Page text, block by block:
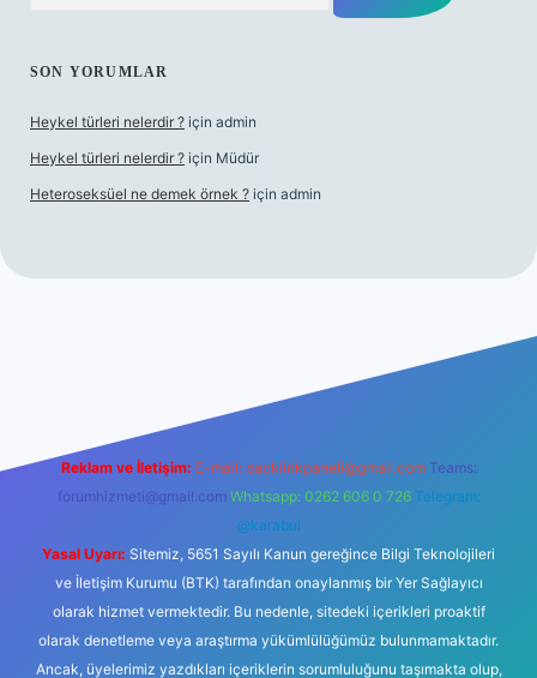
SON YORUMLAR
Heykel türleri nelerdir ? için admin
Heykel türleri nelerdir ? için Müdür
Heteroseksüel ne demek örnek ? için admin
Reklam ve İletişim: E-mail: backlinkpaneli@gmail.com Teams:
forumhizmeti@gmail.com Whatsapp: 0262 606 0 726 Telegram:
@karabul
Yasal Uyarı: Sitemiz, 5651 Sayılı Kanun gereğince Bilgi Teknolojileri
ve İletişim Kurumu (BTK) tarafından onaylanmış bir Yer Sağlayıcı
olarak hizmet vermektedir. Bu nedenle, sitedeki içerikleri proaktif
olarak denetleme veya araştırma yükümlülüğümüz bulunmamaktadır.
Ancak, üyelerimiz yazdıkları içeriklerin sorumluluğunu taşımakta olup,